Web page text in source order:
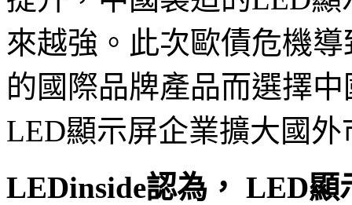
來越強。此次歐債危機
的國際品牌產品而選擇
LED顯示屏企業擴大國
LEDinside認為， LED